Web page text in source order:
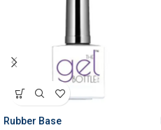
Rubber Base